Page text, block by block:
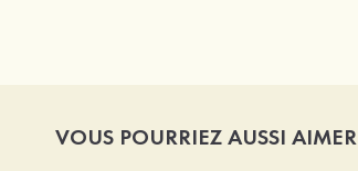
VOUS POURRIEZ AUSSI AIMER